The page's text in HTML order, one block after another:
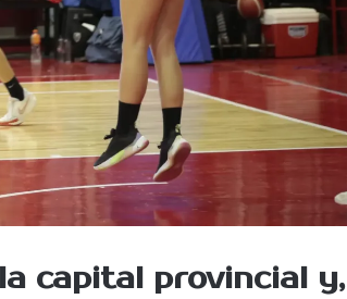
capital provincial y,